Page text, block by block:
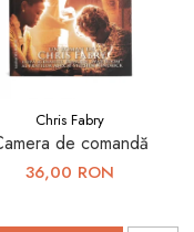
Chris Fabry
de comandă
36,00 RON